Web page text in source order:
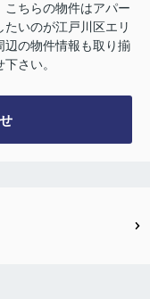
こちらの物件はアパー
たいのが江戸川区エリ
辺の物件情報も取り揃
さい。